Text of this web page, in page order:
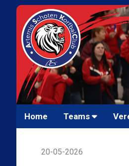
Home Teams
20-05-2026